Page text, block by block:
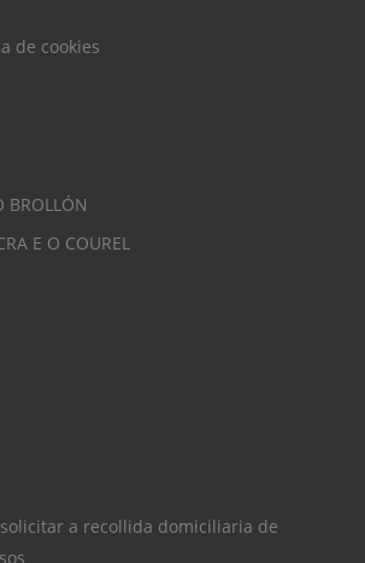
de cookies
BROLLÓN
E O COUREL
a recollida domiciliaria de